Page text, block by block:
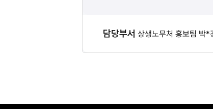
담당자
담당부서 상생노무처 홍보팀 박*